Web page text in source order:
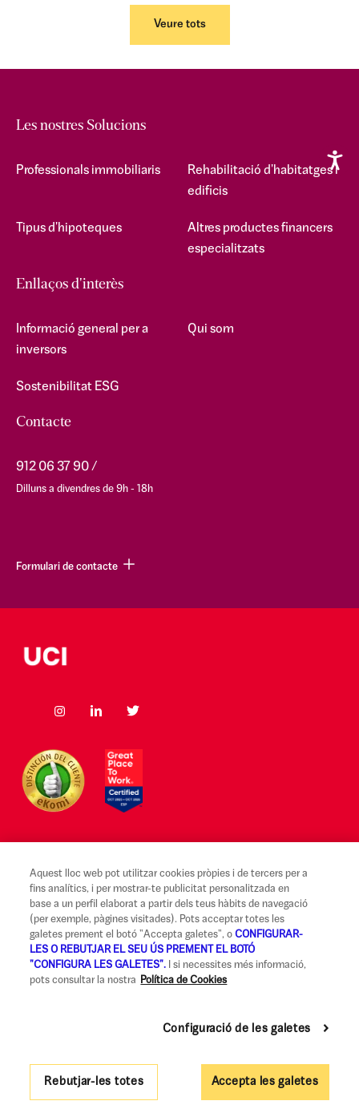
Veure tots
Les nostres Solucions
Professionals immobiliaris
Rehabilitació d'habitatges i
edificis
Tipus d'hipoteques
Altres productes financers
especialitzats
Enllaços d'interès
Informació general per a
inversors
Qui som
Sostenibilitat ESG
Contacte
912 06 37 90
Dilluns a divendres de 9h - 18h
Formulari de contacte
Avís legal i Condicions d'ús
Canal Alerta Ètica
Reclamacions
Codi de Bones Pràctiques
Govern Corporatiu i Política de Remuneracions
Aquest lloc web pot utilitzar cookies pròpies i de tercers per a
fins analítics, i per mostrar-te publicitat personalitzada en
base a un perfil elaborat a partir dels teus hàbits de navegació
(per exemple, pàgines visitades). Pots acceptar totes les
galetes prement el botó "Accepta galetes", oCONFIGURAR-
LES O REBUTJAR EL SEU ÚS PREMENT EL BOTÓ
"CONFIGURA LES GALETES". I si necessites més informació,
pots consultar la nostra
Política de Cookies
Accepta les galetes
Rebutjar-les totes
Configuració de les galetes